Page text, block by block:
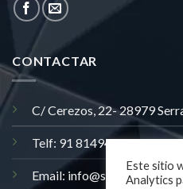
CONTACTAR
C/ Cerezos, 22- 28979
Telf: 91 8149406
Email: info@satecris.com
Este sitio
Analytics